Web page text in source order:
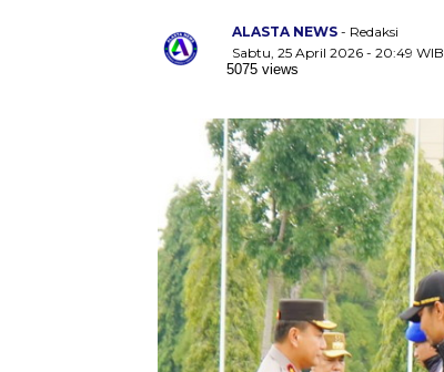
ALASTA NEWS - Redaksi
Sabtu, 25 April 2026 - 20:49 WIB
5075 views